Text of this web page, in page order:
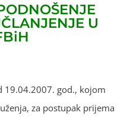
U
19.04.2007. god., kojom
za postupak prijema